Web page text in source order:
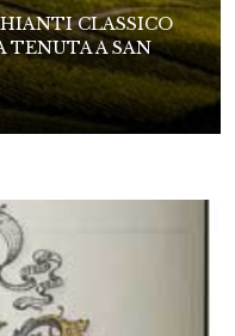
CLASSICO
TENUTA A SAN